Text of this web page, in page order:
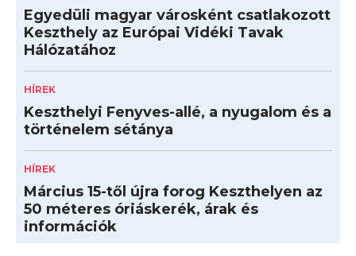
Egyedüli magyar városként csatlakozott
Keszthely az Európai Vidéki Tavak
Hálózatához
HÍREK
Keszthelyi Fenyves-allé, a nyugalom és a
történelem sétánya
HÍREK
Március 15-től újra forog Keszthelyen az
50 méteres óriáskerék, árak és
információk